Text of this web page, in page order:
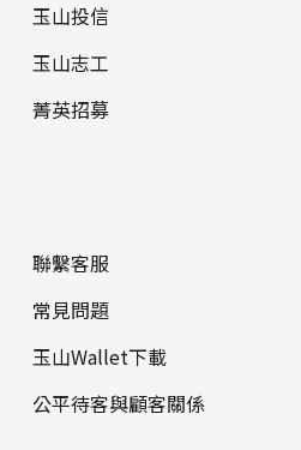
玉山投信
玉山志工
菁英招募
聯繫客服
常見問題
玉山Wallet下載
公平待客與顧客關係